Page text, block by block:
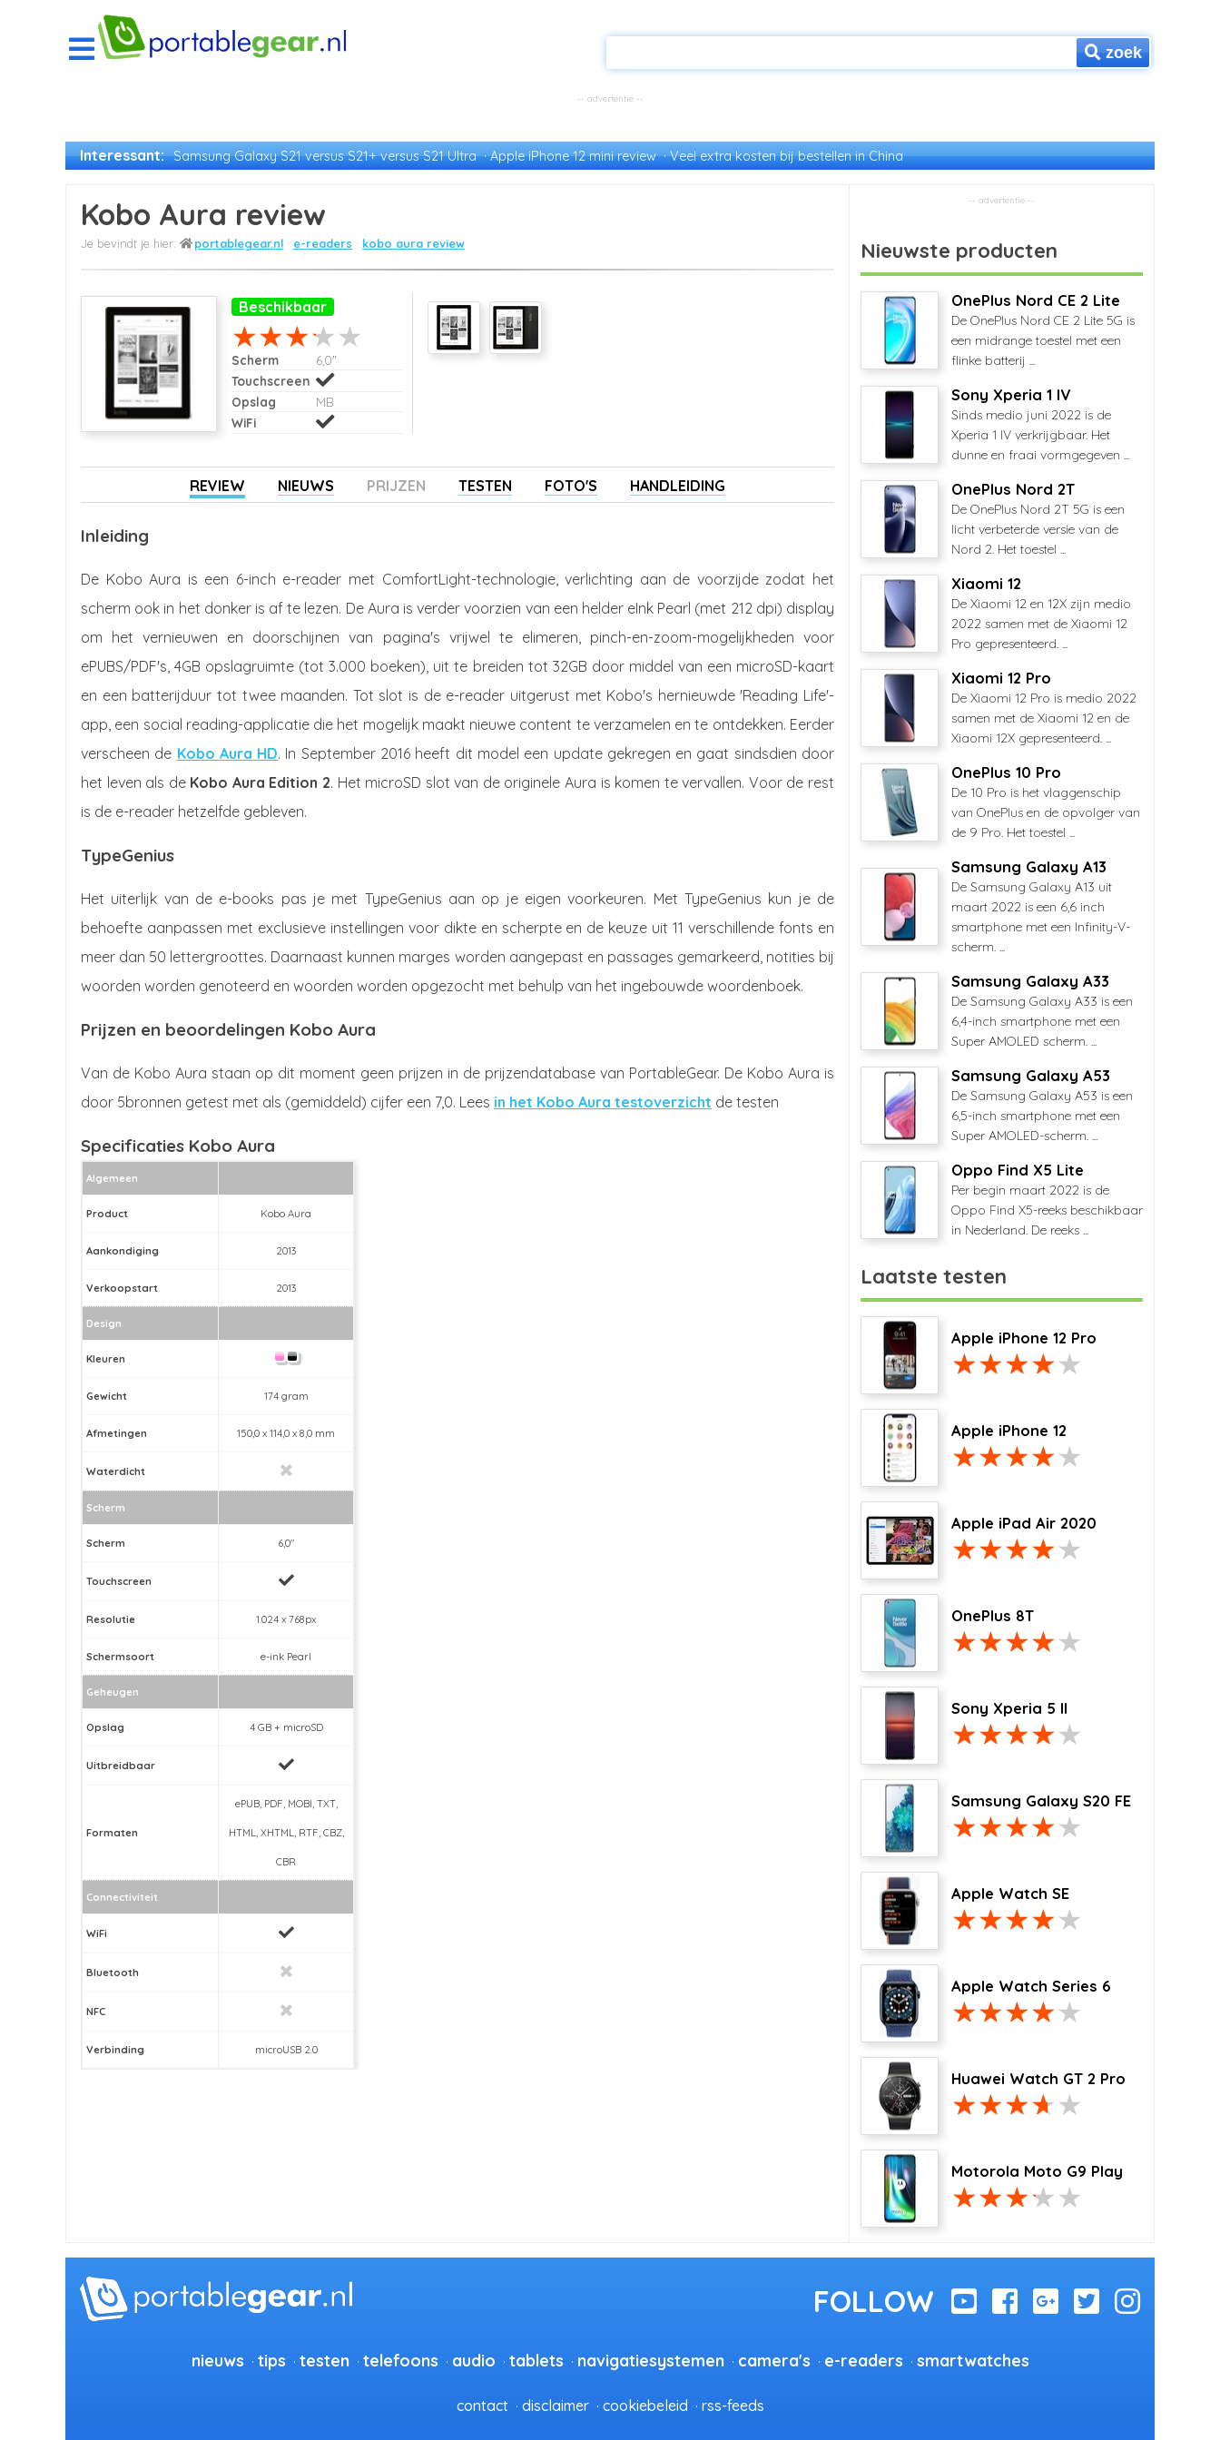
zoek
Interessant: Samsung Galaxy S21 versus S21+ versus S21 Ultra Apple iPhone 12 mini review Veel extra kosten bij bestellen in China
Kobo Aura review
portablegear.nl e-readers kobo aura review
Beschikbaar
Scherm
6,0"
Touchscreen
Opslag
MB
WiFi
REVIEW NIEUWS PRIJZEN TESTEN FOTO'S HANDLEIDING
Inleiding
De Kobo Aura is een 6-inch e-reader met ComfortLight-technologie, verlichting aan de voorzijde zodat het
scherm ook in het donker is af te lezen. De Aura is verder voorzien van een helder eInk Pearl (met 212 dpi) display
om het vernieuwen en doorschijnen van pagina's vrijwel te elimeren, pinch-en-zoom-mogelijkheden voor
ePUBS/PDF's, 4GB opslagruimte (tot 3.000 boeken), uit te breiden tot 32GB door middel van een microSD-kaart
en een batterijduur tot twee maanden. Tot slot is de e-reader uitgerust met Kobo's hernieuwde 'Reading Life'-
app, een social reading-applicatie die het mogelijk maakt nieuwe content te verzamelen en te ontdekken. Eerder
verscheen de Kobo Aura HD. In September 2016 heeft dit model een update gekregen en gaat sindsdien door
het leven als de Kobo Aura Edition 2. Het microSD slot van de originele Aura is komen te vervallen. Voor de rest
is de e-reader hetzelfde gebleven.
TypeGenius
Het uiterlijk van de e-books pas je met TypeGenius aan op je eigen voorkeuren. Met TypeGenius kun je de
behoefte aanpassen met exclusieve instellingen voor dikte en scherpte en de keuze uit 11 verschillende fonts en
meer dan 50 lettergroottes. Daarnaast kunnen marges worden aangepast en passages gemarkeerd, notities bij
woorden worden genoteerd en woorden worden opgezocht met behulp van het ingebouwde woordenboek.
Prijzen en beoordelingen Kobo Aura
Van de Kobo Aura staan op dit moment geen prijzen in de prijzendatabase van PortableGear. De Kobo Aura is
door 5bronnen getest met als (gemiddeld) cijfer een 7,0. Lees in het Kobo Aura testoverzicht de testen
Specificaties Kobo Aura
Algemeen
Product Kobo Aura
Aankondiging 2013
Verkoopstart 2013
Design
Kleuren
Gewicht 174 gram
Afmetingen 150,0 x 114,0 x 8,0 mm
Waterdicht
Scherm
Scherm 6,0"
Touchscreen
Resolutie 1.024 x 768px
Schermsoort e-ink Pearl
Geheugen
Opslag 4 GB + microSD
Uitbreidbaar
Formaten
ePUB, PDF, MOBI, TXT,
HTML, XHTML, RTF, CBZ,
CBR
Connectiviteit
WiFi
Bluetooth
NFC
Verbinding microUSB 2.0
Nieuwste producten
OnePlus Nord CE 2 Lite
De OnePlus Nord CE 2 Lite 5G is
een midrange toestel met een
flinke batterij ...
Sony Xperia 1 IV
Sinds medio juni 2022 is de
Xperia 1 IV verkrijgbaar. Het
dunne en fraai vormgegeven ...
OnePlus Nord 2T
De OnePlus Nord 2T 5G is een
licht verbeterde versie van de
Nord 2. Het toestel ...
Xiaomi 12
De Xiaomi 12 en 12X zijn medio
2022 samen met de Xiaomi 12
Pro gepresenteerd. ...
Xiaomi 12 Pro
De Xiaomi 12 Pro is medio 2022
samen met de Xiaomi 12 en de
Xiaomi 12X gepresenteerd. ...
OnePlus 10 Pro
De 10 Pro is het vlaggenschip
van OnePlus en de opvolger van
de 9 Pro. Het toestel ...
Samsung Galaxy A13
De Samsung Galaxy A13 uit
maart 2022 is een 6,6 inch
smartphone met een Infinity-V-
scherm. ...
Samsung Galaxy A33
De Samsung Galaxy A33 is een
6,4-inch smartphone met een
Super AMOLED scherm. ...
Samsung Galaxy A53
De Samsung Galaxy A53 is een
6,5-inch smartphone met een
Super AMOLED-scherm. ...
Oppo Find X5 Lite
Per begin maart 2022 is de
Oppo Find X5-reeks beschikbaar
in Nederland. De reeks ...
Laatste testen
Apple iPhone 12 Pro
Apple iPhone 12
Apple iPad Air 2020
OnePlus 8T
Sony Xperia 5 II
Samsung Galaxy S20 FE
Apple Watch SE
Apple Watch Series 6
Huawei Watch GT 2 Pro
Motorola Moto G9 Play
nieuws tips testen telefoons audio tablets navigatiesystemen camera's e-readers smartwatches
contact disclaimer cookiebeleid rss-feeds